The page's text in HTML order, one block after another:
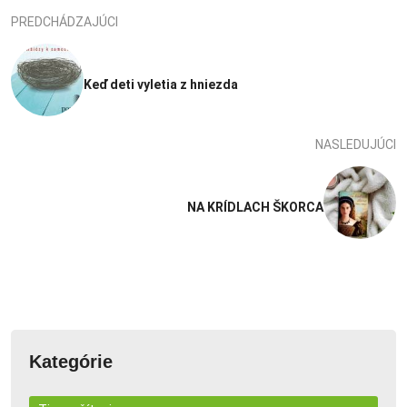
PREDCHÁDZAJÚCI
Keď deti vyletia z hniezda
NASLEDUJÚCI
NA KRÍDLACH ŠKORCA
Kategórie